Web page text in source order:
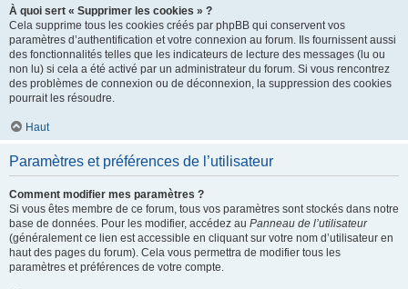
À quoi sert « Supprimer les cookies » ?
Cela supprime tous les cookies créés par phpBB qui conservent vos
paramètres d’authentification et votre connexion au forum. Ils fournissent aussi
des fonctionnalités telles que les indicateurs de lecture des messages (lu ou
non lu) si cela a été activé par un administrateur du forum. Si vous rencontrez
des problèmes de connexion ou de déconnexion, la suppression des cookies
pourrait les résoudre.
Haut
Paramètres et préférences de l’utilisateur
Comment modifier mes paramètres ?
Si vous êtes membre de ce forum, tous vos paramètres sont stockés dans notre
base de données. Pour les modifier, accédez au Panneau de l’utilisateur
(généralement ce lien est accessible en cliquant sur votre nom d’utilisateur en
haut des pages du forum). Cela vous permettra de modifier tous les
paramètres et préférences de votre compte.